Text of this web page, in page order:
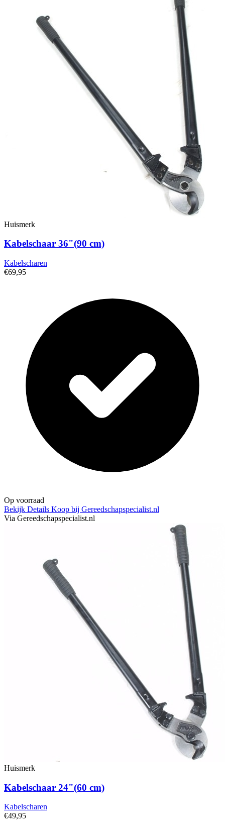
Huismerk
Kabelschaar 36"(90 cm)
Kabelscharen
€69,95
Op voorraad
Bekijk Details Koop bij Gereedschapspecialist.nl
Via Gereedschapspecialist.nl
Huismerk
Kabelschaar 24"(60 cm)
Kabelscharen
€49,95